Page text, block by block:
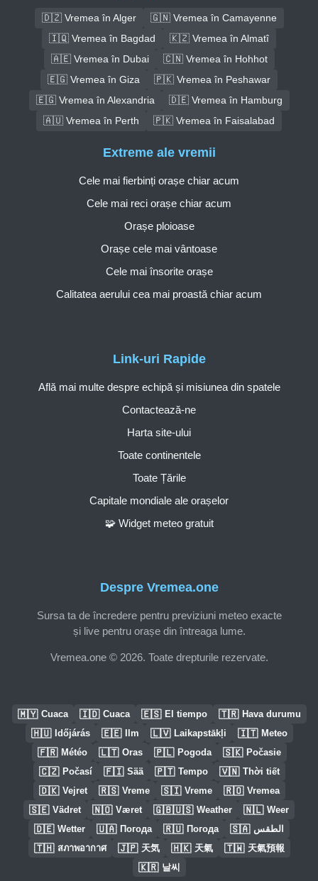
🇩🇿 Vremea în Alger
🇬🇳 Vremea în Camayenne
🇮🇶 Vremea în Bagdad
🇰🇿 Vremea în Almatî
🇦🇪 Vremea în Dubai
🇨🇳 Vremea în Hohhot
🇪🇬 Vremea în Giza
🇵🇰 Vremea în Peshawar
🇪🇬 Vremea în Alexandria
🇩🇪 Vremea în Hamburg
🇦🇺 Vremea în Perth
🇵🇰 Vremea în Faisalabad
Despre Vremea.one
Sursa ta de încredere pentru previziuni meteo exacte
și live pentru orașe din întreaga lume.
Vremea.one © 2026. Toate drepturile rezervate.
Link-uri Rapide
Află mai multe despre echipă și misiunea din spatele
Contactează-ne
Harta site-ului
Toate continentele
Toate Țările
Capitale mondiale ale orașelor
🧩 Widget meteo gratuit
Extreme ale vremii
Cele mai fierbinți orașe chiar acum
Cele mai reci orașe chiar acum
Orașe ploioase
Orașe cele mai vântoase
Cele mai însorite orașe
Calitatea aerului cea mai proastă chiar acum
🇲🇾 Cuaca 🇮🇩 Cuaca 🇪🇸 El tiempo 🇹🇷 Hava durumu
🇭🇺 Időjárás 🇪🇪 Ilm 🇱🇻 Laikapstākļi 🇮🇹 Meteo
🇫🇷 Météo 🇱🇹 Oras 🇵🇱 Pogoda 🇸🇰 Počasie
🇨🇿 Počasí 🇫🇮 Sää 🇵🇹 Tempo 🇻🇳 Thời tiết
🇩🇰 Vejret 🇷🇸 Vreme 🇸🇮 Vreme 🇷🇴 Vremea
🇸🇪 Vädret 🇳🇴 Været 🇬🇧🇺🇸 Weather 🇳🇱 Weer
🇩🇪 Wetter 🇺🇦 Погода 🇷🇺 Погода 🇸🇦 الطقس
🇹🇭 สภาพอากาศ 🇯🇵 天気 🇭🇰 天氣 🇹🇼 天氣預報
🇰🇷 날씨